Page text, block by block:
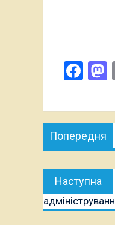
Навігація
записів
Попередня
Наступна